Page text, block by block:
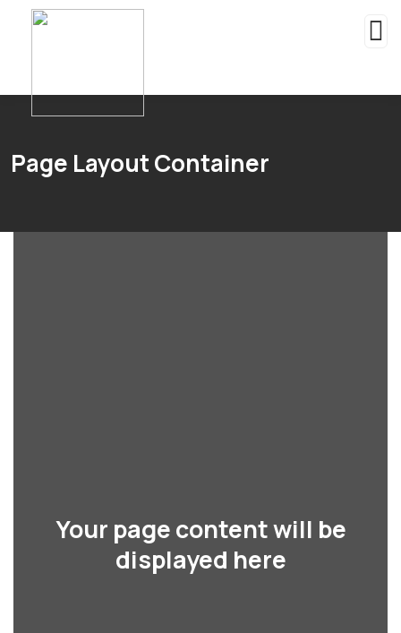
Page Layout Container
Your page content will be
displayed here